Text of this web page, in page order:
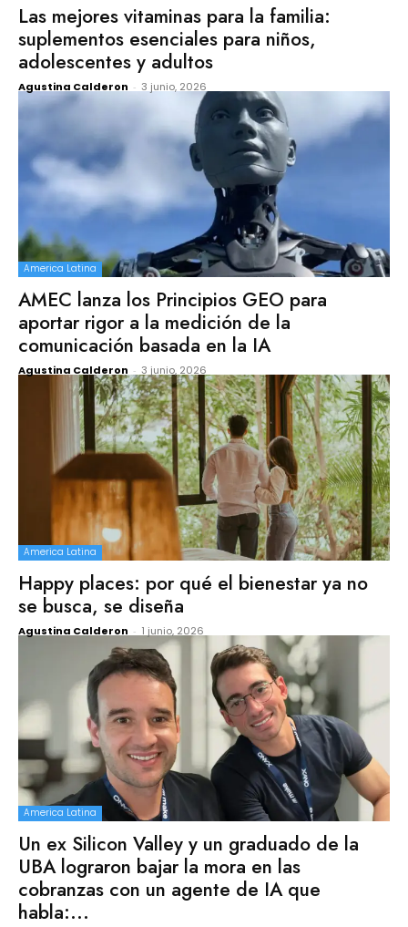
Las mejores vitaminas para la familia:
suplementos esenciales para niños,
adolescentes y adultos
Agustina Calderon - 3 junio, 2026
America Latina
AMEC lanza los Principios GEO para
aportar rigor a la medición de la
comunicación basada en la IA
Agustina Calderon - 3 junio, 2026
America Latina
Happy places: por qué el bienestar ya no
se busca, se diseña
Agustina Calderon - 1 junio, 2026
America Latina
Un ex Silicon Valley y un graduado de la
UBA lograron bajar la mora en las
cobranzas con un agente de IA que
habla:...